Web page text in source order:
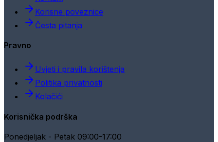
Korisne poveznice
Česta pitanja
Pravno
Uvjeti i pravila korištenja
Politika privatnosti
Kolačići
Korisnička podrška
Ponedjeljak - Petak 09:00-17:00